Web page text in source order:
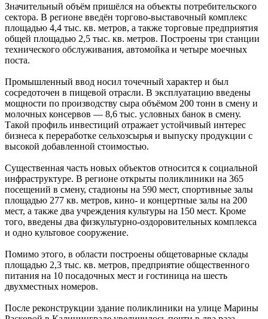
Значительный объём пришёлся на объекты потребительского
сектора. В регионе введён торгово-выставочный комплекс
площадью 4,4 тыс. кв. метров, а также торговые предприятия
общей площадью 2,5 тыс. кв. метров. Построены три станции
технического обслуживания, автомойка и четыре моечных
поста.
Промышленный ввод носил точечный характер и был
сосредоточен в пищевой отрасли. В эксплуатацию введены
мощности по производству сыра объёмом 200 тонн в смену и
молочных консервов — 8,6 тыс. условных банок в смену.
Такой профиль инвестиций отражает устойчивый интерес
бизнеса к переработке сельхозсырья и выпуску продукции с
высокой добавленной стоимостью.
Существенная часть новых объектов относится к социальной
инфраструктуре. В регионе открыты поликлиники на 365
посещений в смену, стадионы на 590 мест, спортивные залы
площадью 277 кв. метров, кино- и концертные залы на 200
мест, а также два учреждения культуры на 150 мест. Кроме
того, введены два физкультурно-оздоровительных комплекса
и одно культовое сооружение.
Помимо этого, в области построены общетоварные склады
площадью 2,3 тыс. кв. метров, предприятие общественного
питания на 10 посадочных мест и гостиница на шесть
двухместных номеров.
После реконструкции здание поликлиники на улице Марины